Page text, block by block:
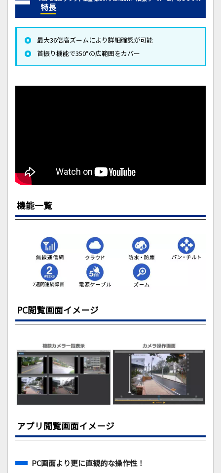
特長
最大36倍高ズームにより詳細確認が可能
首振り機能で350°の広範囲をカバー
機能一覧
PC閲覧画面イメージ
アプリ閲覧画面イメージ
PC画面より更に直観的な操作性！